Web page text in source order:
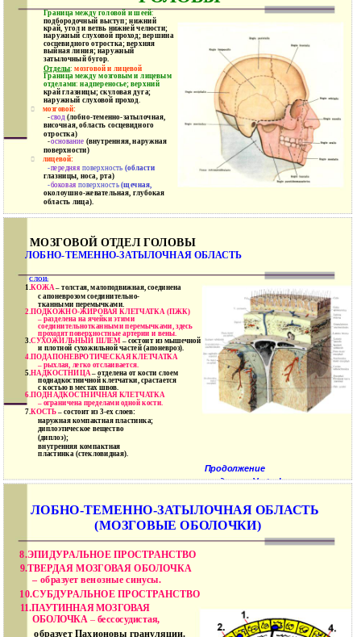
Граница между головой и шеей:
подбородочный выступ; нижний
край, угол и ветвь нижней челюсти;
наружный слуховой проход; вершина
сосцевидного отростка; верхняя
выйная линия; наружный
затылочный бугор.
Отделы:мозговой и лицевой
Граница между мозговым и лицевым
отделами:надпереносье; верхний
край глазницы; скуловая дуга;
наружный слуховой проход.

мозговой:
-свод (лобно-теменно-затылочная,
височная, область сосцевидного
отростка)
-основание (внутренняя, наружная
поверхности)
 лицевой:
-передняя поверхность(области
глазницы, носа, рта)
-боковая поверхность(щечная,
околоушно-жевательная, глубокая
область лица).
МОЗГОВОЙ ОТДЕЛ ГОЛОВЫ
ЛОБНО-ТЕМЕННО-ЗАТЫЛОЧНАЯ ОБЛАСТЬ
СЛОИ:
1.КОЖА– толстая, малоподвижная, соединена
с апоневрозом соединительно-
тканными перемычками.
2.ПОДКОЖНО-ЖИРОВАЯ КЛЕТЧАТКА (ПЖК)
– разделена на ячейки этими
соединительнотканными перемычками, здесь
проходят поверхностные артерии и вены.
3.СУХОЖИЛЬНЫЙ ШЛЕМ– состоит из мышечной
и плотной сухожильной частей (апоневроз).
4.ПОДАПОНЕВРОТИЧЕСКАЯ КЛЕТЧАТКА
– рыхлая, легко отслаивается.
5.НАДКОСТНИЦА– отделена от кости слоем
поднадкостничной клетчатки, срастается
с костью в местах швов.
6.ПОДНАДКОСТНИЧНАЯ КЛЕТЧАТКА
– ограничена пределами одной кости.
7.КОСТЬ– состоит из 3-ех слоев:
наружная компактная пластинка;
диплоэтическое вещество
(диплоэ);
внутренняя компактная
пластинка (стекловидная).
Продолжение
следует …Vertae!
ЛОБНО-ТЕМЕННО-ЗАТЫЛОЧНАЯ ОБЛАСТЬ
(МОЗГОВЫЕ ОБОЛОЧКИ)
8.ЭПИДУРАЛЬНОЕ ПРОСТРАНСТВО
9.ТВЕРДАЯ МОЗГОВАЯ ОБОЛОЧКА
– образует венозные синусы.
10.СУБДУРАЛЬНОЕ ПРОСТРАНСТВО
11.ПАУТИННАЯ МОЗГОВАЯ
ОБОЛОЧКА – бессосудистая,
образует Пахионовы грануляции.